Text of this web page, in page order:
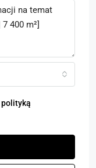
polityką